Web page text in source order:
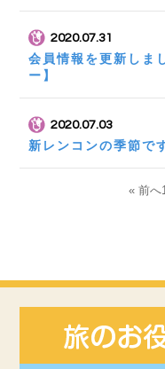
2020.07.31
会員情報を更新しま
ー】
2020.07.03
新レンコンの季節で
« 前へ1